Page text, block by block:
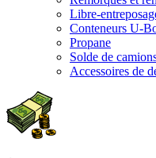
Libre-
Conteneurs U-
Propane
Solde de
Accessoires de